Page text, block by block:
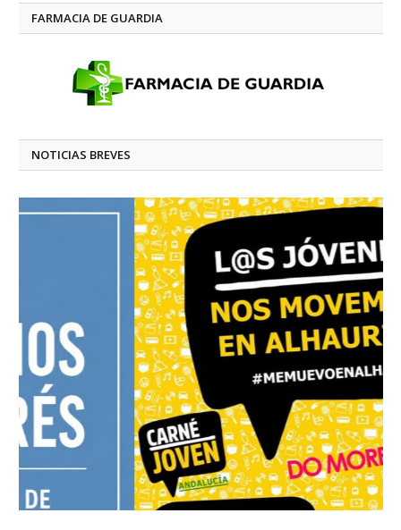
FARMACIA DE GUARDIA
NOTICIAS BREVES